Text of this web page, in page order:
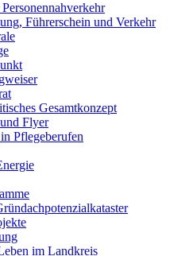
Führerschein und Verkehr
Gesamtkonzept
Flyer
Pflegeberufen
im Landkreis